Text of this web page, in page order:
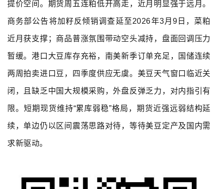
提价空间。期货周五连粕低开高走，近月明显强于远月。
商务部公告将加籽反倾销调查延至2026年3月9日，菜粕
近月获支撑；商品普涨氛围带动空头减持，盘面回调压力
暂缓。港口大豆库存充裕，南美新季订单充足，国储连续
两周拍卖进口豆，四季度供应无虞。美豆天气窗口临近关
闭，且缺乏中国大规模采购，外盘反弹乏力，对内指引有
限。短期现货维持“累库弱稳”格局，期货近强远弱结构延
续，单边仍以区间震荡思路对待，等待美豆定产及国内需
求新驱动。